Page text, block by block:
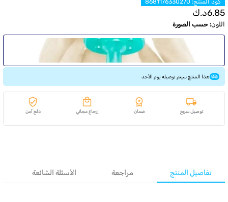
6.85د.ك
اللون: حسب الصورة
هذا المنتج سيتم توصيله يوم الأحد
توصيل سريع ضمان إرجاع مجاني دفع آمن
تفاصيل المنتج مراجعة الأسئلة الشائعة